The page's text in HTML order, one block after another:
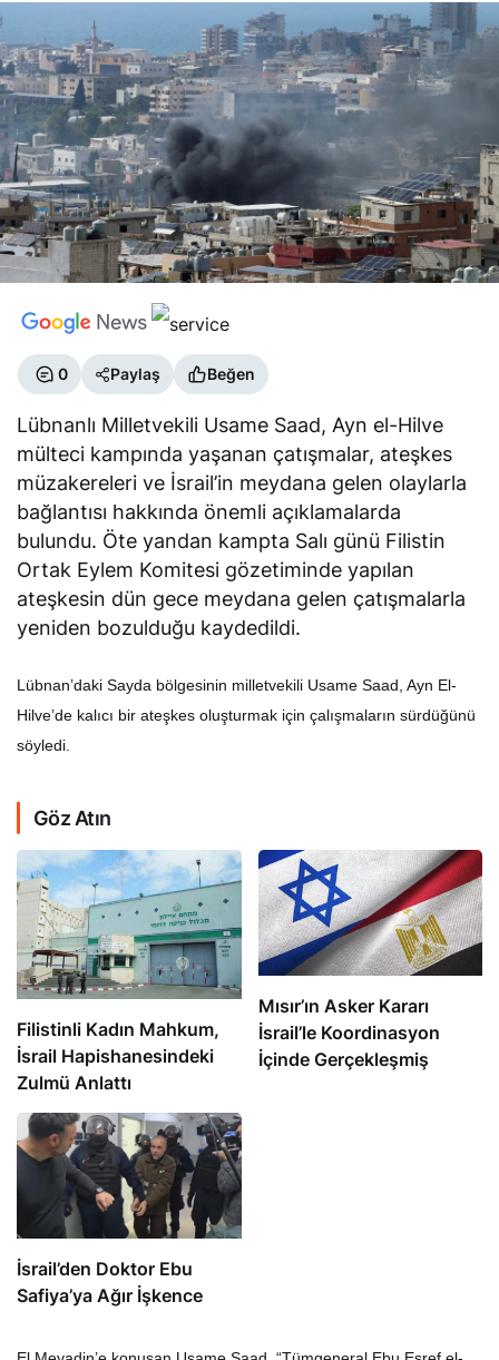
0 Paylaş Beğen
Lübnanlı Milletvekili Usame Saad, Ayn el-Hilve
mülteci kampında yaşanan çatışmalar, ateşkes
müzakereleri ve İsrail’in meydana gelen olaylarla
bağlantısı hakkında önemli açıklamalarda
bulundu. Öte yandan kampta Salı günü Filistin
Ortak Eylem Komitesi gözetiminde yapılan
ateşkesin dün gece meydana gelen çatışmalarla
yeniden bozulduğu kaydedildi.
Lübnan’daki Sayda bölgesinin milletvekili Usame Saad, Ayn El-
Hilve’de kalıcı bir ateşkes oluşturmak için çalışmaların sürdüğünü
söyledi.
Göz Atın
Filistinli Kadın Mahkum,
İsrail Hapishanesindeki
Zulmü Anlattı
Mısır’ın Asker Kararı
İsrail’le Koordinasyon
İçinde Gerçekleşmiş
İsrail’den Doktor Ebu
Safiya’ya Ağır İşkence
El Meyadin’e konuşan Usame Saad, “Tümgeneral Ebu Eşref el-